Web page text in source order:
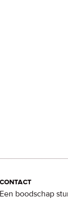
contact
Een boodschap